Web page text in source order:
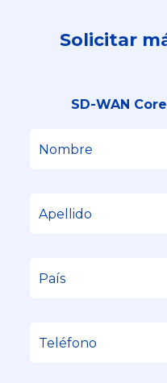
Solicitar
SD-WAN